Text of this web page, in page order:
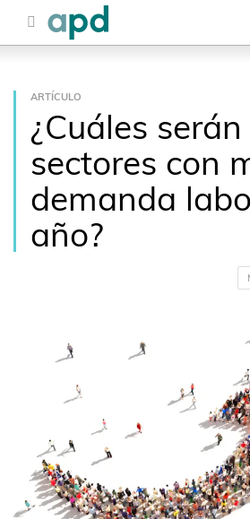
ARTÍCULO
¿Cuáles
sectores con
demanda
año?